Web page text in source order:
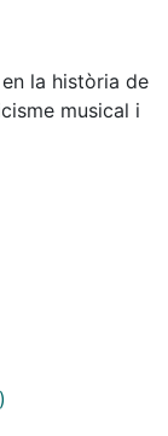
la història de
musical i